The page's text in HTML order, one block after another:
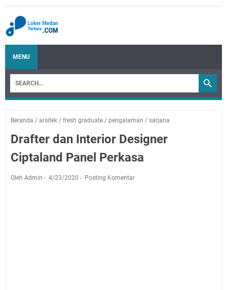
MENU
Beranda / arsitek / fresh graduate / pengalaman / sarjana
Drafter dan Interior Designer
Ciptaland Panel Perkasa
Oleh Admin 4/23/2020 Posting Komentar